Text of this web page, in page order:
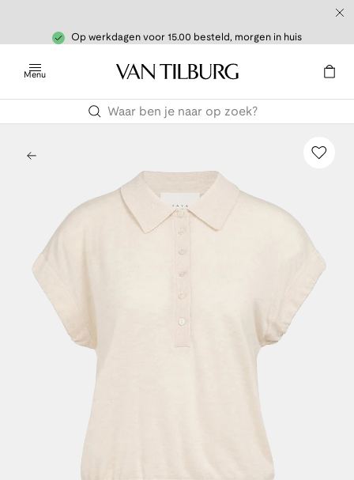
Op werkdagen voor 15.00 besteld, morgen in huis
Menu